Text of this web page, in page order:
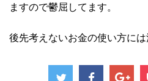
ますので鬱屈してます。
後先考えないお金の使い方には